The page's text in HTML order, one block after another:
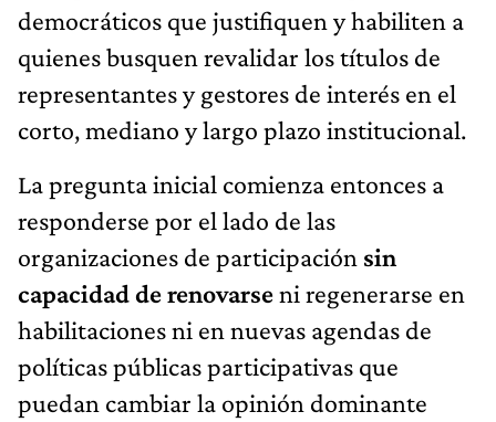
democráticos que justifiquen y habiliten a
quienes busquen revalidar los títulos de
representantes y gestores de interés en el
corto, mediano y largo plazo institucional.
La pregunta inicial comienza entonces a
responderse por el lado de las
organizaciones de participación sin
capacidad de renovarseni regenerarse en
habilitaciones ni en nuevas agendas de
políticas públicas participativas que
puedan cambiar la opinión dominante